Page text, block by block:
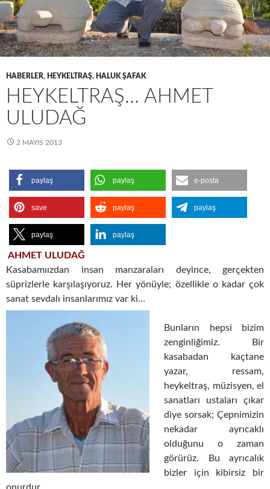
HABERLER, HEYKELTRAŞ. HALUK ŞAFAK
HEYKELTRAŞ… AHMET
ULUDAĞ
2 MAYIS 2013
paylaş paylaş e-posta
save paylaş paylaş
paylaş paylaş
AHMET ULUDAĞ
Kasabamıızdan insan manzaraları deyince, gerçekten
süprizlerle karşılaşıyoruz. Her yönüyle; özellikle o kadar çok
sanat sevdalı insanlarımız var ki…
Bunların hepsi bizim
zenginliğimiz. Bir
kasabadan kaçtane
yazar, ressam,
heykeltraş, müzisyen, el
sanatları ustaları çıkar
diye sorsak; Çepnimizin
nekadar ayrıcaklı
olduğunu o zaman
görürüz. Bu ayrıcalık
bizler için kibirsiz bir